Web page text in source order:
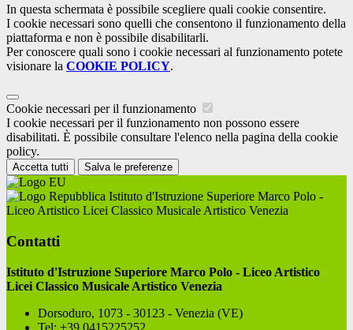
In questa schermata è possibile scegliere quali cookie consentire.
I cookie necessari sono quelli che consentono il funzionamento della
piattaforma e non è possibile disabilitarli.
Per conoscere quali sono i cookie necessari al funzionamento potete
visionare la COOKIE POLICY.
Cookie necessari per il funzionamento
I cookie necessari per il funzionamento non possono essere
disabilitati. È possibile consultare l'elenco nella pagina della cookie
policy.
Accetta tutti Salva le preferenze
Istituto d'Istruzione Superiore Marco Polo -
Liceo Artistico Licei Classico Musicale Artistico Venezia
Contatti
Istituto d'Istruzione Superiore Marco Polo - Liceo Artistico
Licei Classico Musicale Artistico Venezia
Dorsoduro, 1073 - 30123 - Venezia (VE)
Tel: +39 0415225252